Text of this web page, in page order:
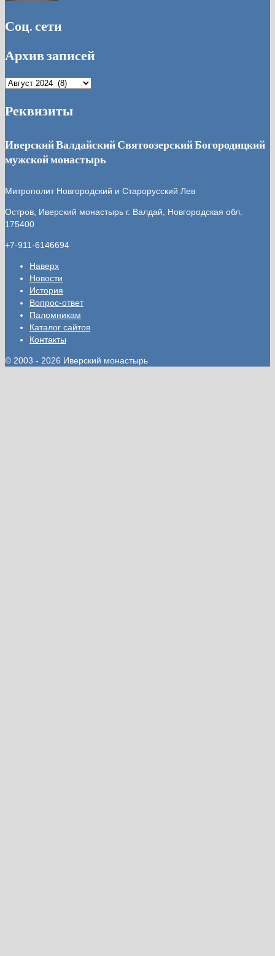
Соц. сети
Архив записей
Архив
Реквизиты
Иверский Валдайский Святоозерский Богородицкий
мужской монастырь
Митрополит Новгородский и Старорусский Лев
Остров, Иверский монастырь г. Валдай, Новгородская обл.
175400
+7-911-6146694
Наверх
Новости
История
Вопрос-ответ
Паломникам
Каталог сайтов
Контакты
© 2003 - 2026 Иверский монастырь